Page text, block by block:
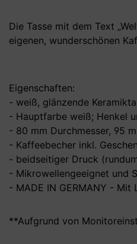
Die Tasse mit dem Text
eigenen, wunderschönen
Eigenschaften:
- weiß, glänzende
- Hauptfarbe weiß; Henkel
- 80 mm Durchmesser, 95
- Kaffeebecher inkl.
- beidseitiger Druck
- Mikrowellengeeignet und
- MADE IN GERMANY -
**Aufgrund von